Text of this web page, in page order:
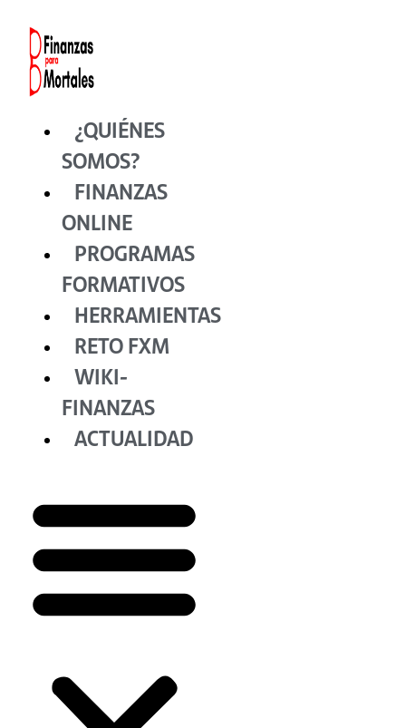
contenido
¿QUIÉNES
SOMOS?
FINANZAS
ONLINE
PROGRAMAS
FORMATIVOS
HERRAMIENTAS
RETO FXM
WIKI-
FINANZAS
ACTUALIDAD